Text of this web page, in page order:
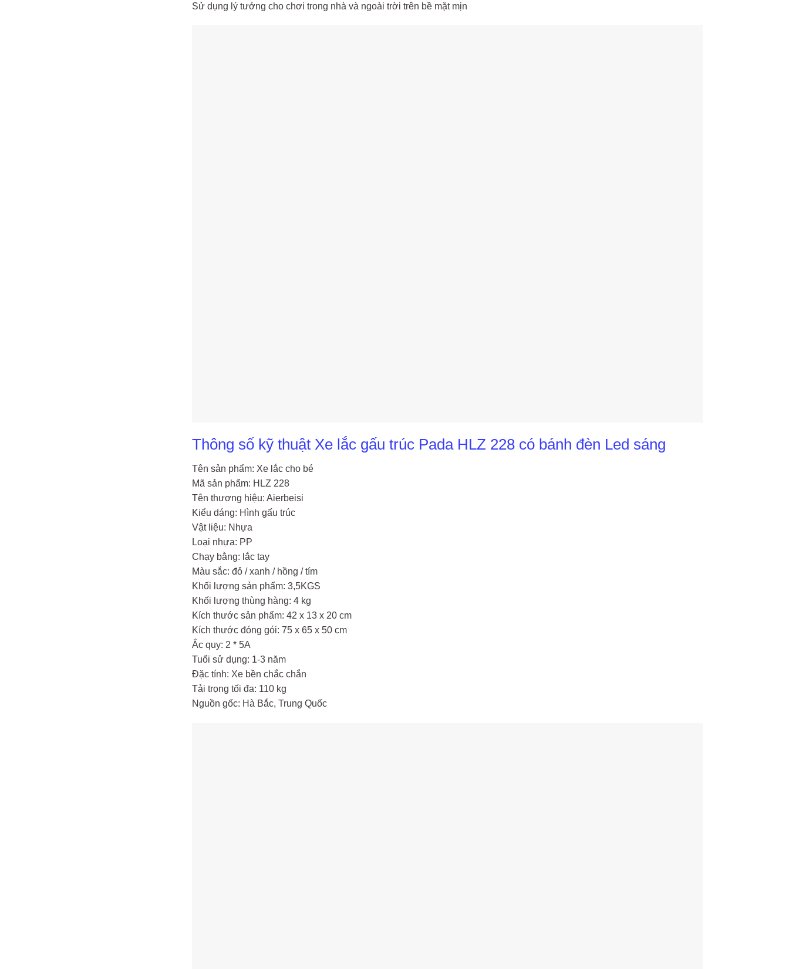
Sử dụng lý tưởng cho chơi trong nhà và ngoài trời trên bề mặt mịn
Thông số kỹ thuật Xe lắc gấu trúc Pada HLZ 228 có bánh đèn Led sáng
Tên sản phẩm: Xe lắc cho bé
Mã sản phẩm: HLZ 228
Tên thương hiệu: Aierbeisi
Kiểu dáng: Hình gấu trúc
Vật liệu: Nhựa
Loại nhựa: PP
Chạy bằng: lắc tay
Màu sắc: đỏ / xanh / hồng / tím
Khối lượng sản phẩm: 3,5KGS
Khối lượng thùng hàng: 4 kg
Kích thước sản phẩm: 42 x 13 x 20 cm
Kích thước đóng gói: 75 x 65 x 50 cm
Ắc quy: 2 * 5A
Tuổi sử dụng: 1-3 năm
Đặc tính: Xe bền chắc chắn
Tải trọng tối đa: 110 kg
Nguồn gốc: Hà Bắc, Trung Quốc